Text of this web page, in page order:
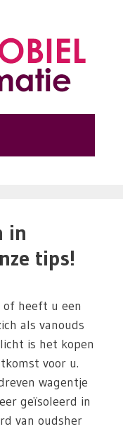
in
tips!
heeft u een
als vanouds
is het kopen
voor u.
wagentje
geïsoleerd in
van oudsher